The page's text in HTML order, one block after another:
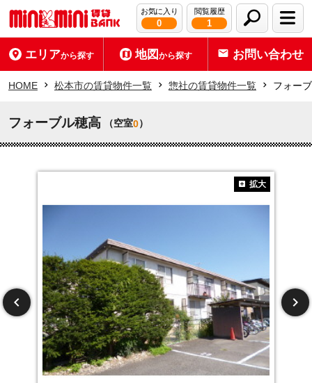
お気に入り
0
閲覧履歴
1
エリアから探す 地図から探す お問い合わせ
HOME 松本市の賃貸物件一覧 惣社の賃貸物件一覧 フォー
フォーブル穂高 （空室0）
拡大